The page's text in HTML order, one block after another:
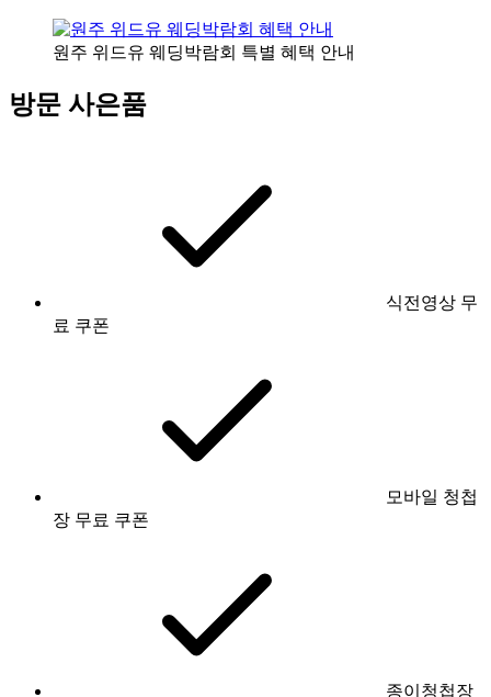
원주 위드유 웨딩박람회 특별 혜택 안내
방문 사은품
식전영상 무
료 쿠폰
모바일 청첩
장 무료 쿠폰
종이청첩장